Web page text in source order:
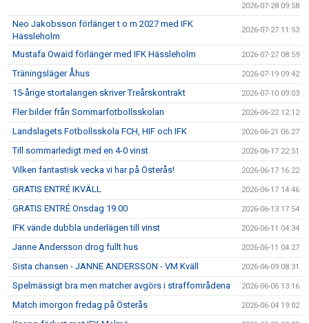
2026-07-28 09:58
Neo Jakobsson förlänger t o m 2027 med IFK
Hässleholm
2026-07-27 11:53
Mustafa Owaid förlänger med IFK Hässleholm 2026-07-27 08:59
Träningsläger Åhus 2026-07-19 09:42
15-årige stortalangen skriver Treårskontrakt 2026-07-10 09:03
Fler bilder från Sommarfotbollsskolan 2026-06-22 12:12
Landslagets Fotbollsskola FCH, HIF och IFK 2026-06-21 06:27
Till sommarledigt med en 4-0 vinst 2026-06-17 22:51
Vilken fantastisk vecka vi har på Österås! 2026-06-17 16:22
GRATIS ENTRÉ IKVÄLL 2026-06-17 14:46
GRATIS ENTRÉ Onsdag 19.00 2026-06-13 17:54
IFK vände dubbla underlägen till vinst 2026-06-11 04:34
Janne Andersson drog fullt hus 2026-06-11 04:27
Sista chansen - JANNE ANDERSSON - VM Kväll 2026-06-09 08:31
Spelmässigt bra men matcher avgörs i straffområdena 2026-06-06 13:16
Match imorgon fredag på Österås 2026-06-04 19:02